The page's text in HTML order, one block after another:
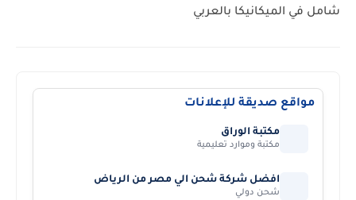
شامل في الميكانيكا بالعربي
مواقع صديقة للإعلانات
مكتبة الوراق
مكتبة وموارد تعليمية
افضل شركة شحن الي مصر من الرياض
شحن دولي